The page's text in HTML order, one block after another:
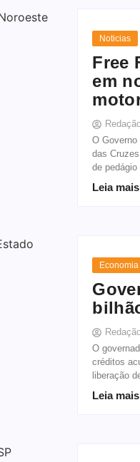
Noticias
Free
em
O
das
de
Leia mais
Economia
O
créditos
liberação
Leia mais